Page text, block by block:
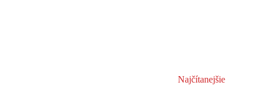
Najčítanejšie